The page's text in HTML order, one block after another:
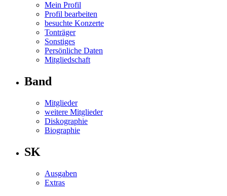
Mein Profil
Profil bearbeiten
besuchte Konzerte
Tonträger
Sonstiges
Persönliche Daten
Mitgliedschaft
Band
Mitglieder
weitere Mitglieder
Diskographie
Biographie
SK
Ausgaben
Extras